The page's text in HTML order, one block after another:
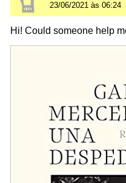
23/06/2021 às 06:24
Hi! Could someone help